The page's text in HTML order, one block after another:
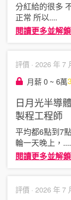
分紅給的很多
正常 所以....
閱讀更多並解鎖
評價 · 2026 年 7
月薪 0 ~ 6萬
日月光半導
製程工程師
平均都6點到7
輪一天晚上， ....
閱讀更多並解鎖
評價 · 2026 年 7